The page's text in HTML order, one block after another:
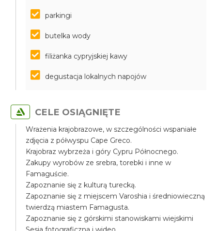
parkingi
butelka wody
filiżanka cypryjskiej kawy
degustacja lokalnych napojów
CELE OSIĄGNIĘTE
Wrażenia krajobrazowe, w szczególności wspaniałe
zdjęcia z półwyspu Cape Greco.
Krajobraz wybrzeża i góry Cypru Północnego.
Zakupy wyrobów ze srebra, torebki i inne w
Famaguście.
Zapoznanie się z kulturą turecką.
Zapoznanie się z miejscem Varoshia i średniowieczną
twierdzą miastem Famagusta.
Zapoznanie się z górskimi stanowiskami wiejskimi